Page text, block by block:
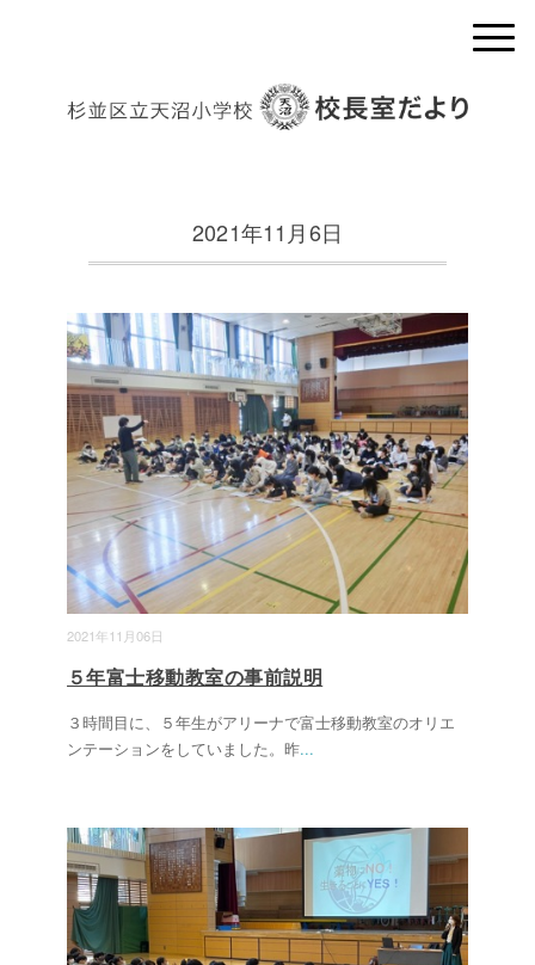
2021年11月6日
2021年11月06日
５年富士移動教室の事前説明
３時間目に、５年生がアリーナで富士移動教室のオリエ
ンテーションをしていました。昨...